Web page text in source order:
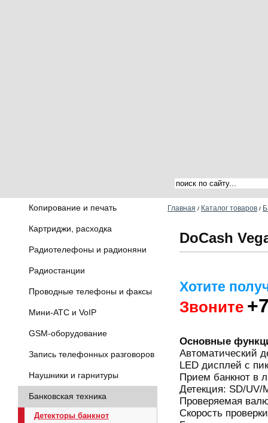
Копирование и печать
Картриджи, расходка
Радиотелефоны и радионяни
Радиостанции
Проводные телефоны и факсы
Мини-АТС и VoIP
GSM-оборудование
Запись телефонных разговоров
Наушники и гарнитуры
Банковская техника
Детекторы банкнот
Главная / Каталог товаров /
DoCash
Хотите
Звоните
Основные
Автоматический
LED дисплей с
Прием банкнот в
Детекция: SD/UV/
Проверяемая
Скорость